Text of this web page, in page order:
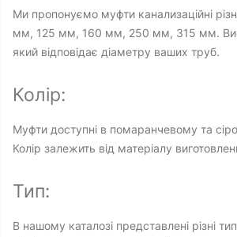
Ми пропонуємо муфти канализаційні
мм, 125 мм, 160 мм, 250 мм, 315 мм.
який відповідає діаметру ваших труб.
Колір:
Муфти доступні в помаранчевому та
Колір залежить від матеріалу
Тип:
В нашому каталозі представлені різні